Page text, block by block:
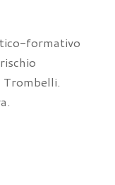
formativo